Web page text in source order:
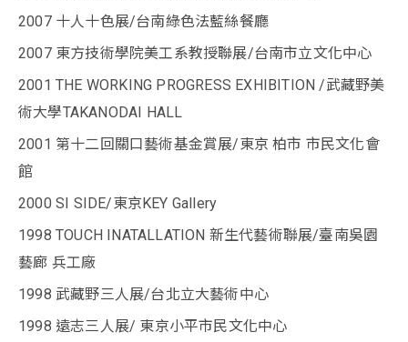
2007 十人十色展/台南綠色法藍絲餐廳
2007 東方技術學院美工系教授聯展/台南市立文化中心
2001 THE WORKING PROGRESS EXHIBITION /武藏野美
術大學TAKANODAI HALL
2001 第十二回關口藝術基金賞展/東京 柏市 市民文化會
館
2000 SI SIDE/東京KEY Gallery
1998 TOUCH INATALLATION 新生代藝術聯展/臺南吳園
藝廊 兵工廠
1998 武藏野三人展/台北立大藝術中心
1998 遠志三人展/ 東京小平市民文化中心